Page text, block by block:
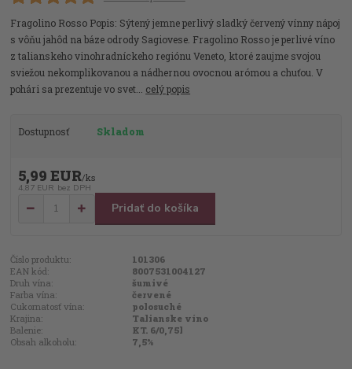
Fragolino Rosso Popis: Sýtený jemne perlivý sladký červený vínny nápoj
s vôňu jahôd na báze odrody Sagiovese. Fragolino Rosso je perlivé víno
z talianskeho vinohradníckeho regiónu Veneto, ktoré zaujme svojou
sviežou nekomplikovanou a nádhernou ovocnou arómou a chuťou. V
pohári sa prezentuje vo svet... celý popis
Dostupnosť Skladom
5,99 EUR/ks
4,87 EUR bez DPH
Pridať do košíka
Číslo produktu:
101306
EAN kód:
8007531004127
Druh vína:
šumivé
Farba vína:
červené
Cukornatosť vína:
polosuché
Krajina:
Talianske víno
Balenie:
KT. 6/0,75l
Obsah alkoholu:
7,5%